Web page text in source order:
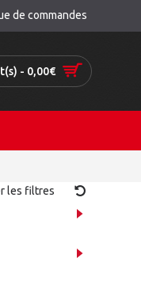
de commandes
- 0,00€
les filtres